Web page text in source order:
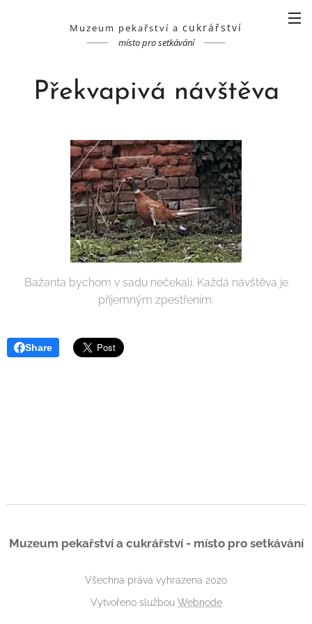
Muzeum pekařství a cukrářství
místo pro setkávání
Překvapivá návštěva
Bažanta bychom v sadu nečekali. Každá návštěva je
příjemným zpestřením.
Share
Muzeum pekařství a cukrářství - místo pro setkávání
Všechna práva vyhrazena 2020
Vytvořeno službou Webnode